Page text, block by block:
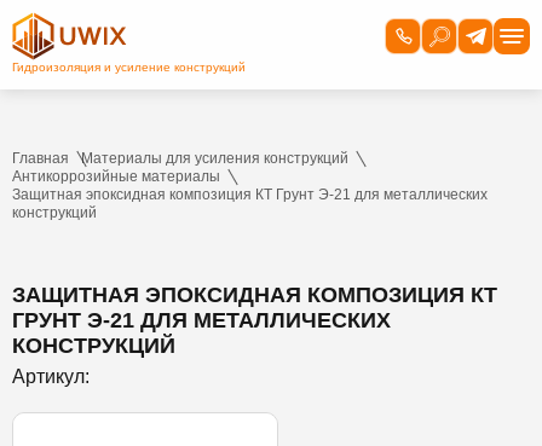
Главная
Материалы для усиления конструкций
Антикоррозийные материалы
Защитная эпоксидная композиция КТ Грунт Э-21 для металлических
конструкций
ЗАЩИТНАЯ ЭПОКСИДНАЯ КОМПОЗИЦИЯ КТ
ГРУНТ Э-21 ДЛЯ МЕТАЛЛИЧЕСКИХ
КОНСТРУКЦИЙ
Артикул: